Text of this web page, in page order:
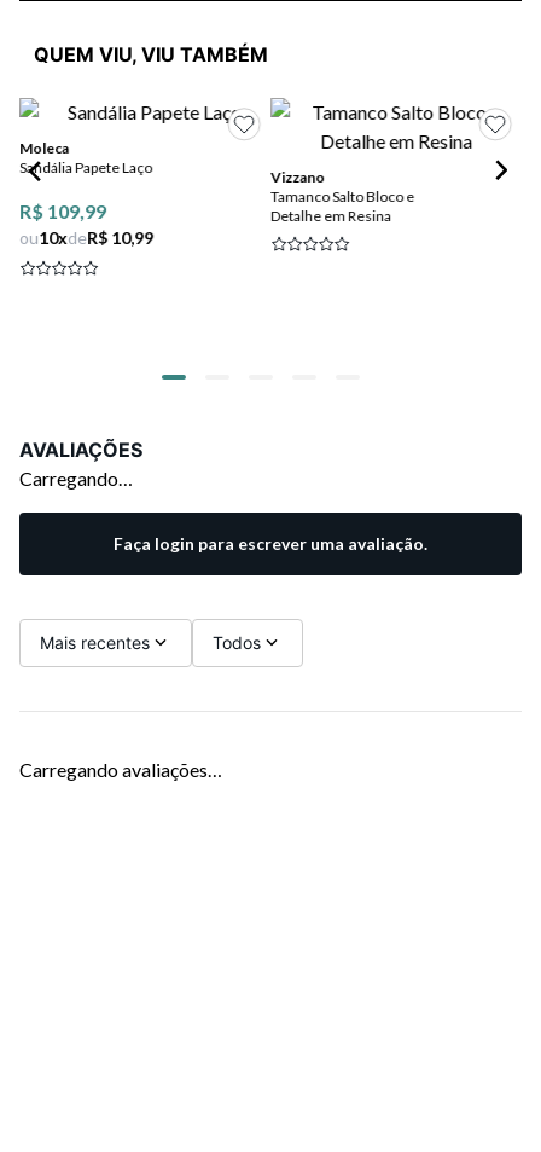
QUEM VIU, VIU TAMBÉM
Moleca
Sandália Papete Laço
R$ 109,99
ou10xdeR$ 10,99
Vizzano
Tamanco Salto Bloco e
Detalhe em Resina
AVALIAÇÕES
Carregando…
Faça login para escrever uma avaliação.
Mais recentes Todos
Carregando avaliações…